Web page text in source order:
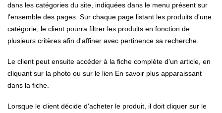
dans les catégories du site, indiquées dans le menu présent sur
l'ensemble des pages. Sur chaque page listant les produits d'une
catégorie, le client pourra filtrer les produits en fonction de
plusieurs critères afin d'affiner avec pertinence sa recherche.
Le client peut ensuite accéder à la fiche complète d'un article, en
cliquant sur la photo ou sur le lien En savoir plus apparaissant
dans la fiche.
Lorsque le client décide d'acheter le produit, il doit cliquer sur le